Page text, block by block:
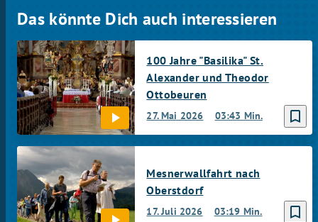
Das könnte Dich auch interessieren
bookmark_border
27. Mai 2026 03:43 Min.
100 Jahre "Basilika" St.
Alexander und Theodor
Ottobeuren
bookmark_border
17. Juli 2026 03:19 Min.
Mesnerwallfahrt nach
Oberstdorf